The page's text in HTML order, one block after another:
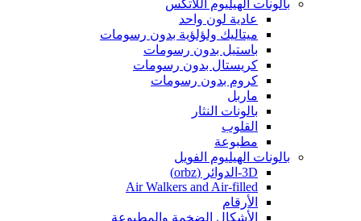
بالونات الهيليوم اللاتكس
عادية لون واحد
ميتاليك ولؤلؤية بدون رسومات
باستيل بدون رسومات
كريستال بدون رسومات
كروم بدون رسومات
ماربل
بالونات النثار
القلوب
مطبوعة
بالونات الهيليوم الفويل
3D-الدوائر (orbz)
Air Walkers and Air-filled
الأرقام
الأشكال الضخمة والمطبوعة